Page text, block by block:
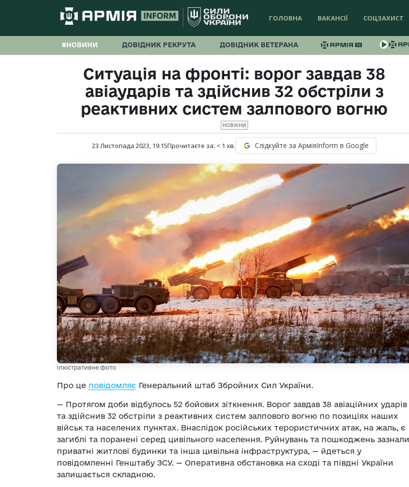
ГОЛОВНА ВАКАНСІЇ СОЦЗАХИСТ
#НОВИНИ ДОВІДНИК РЕКРУТА ДОВІДНИК ВЕТЕРАНА
Ситуація на фронті: ворог завдав 38
авіаударів та здійснив 32 обстріли з
реактивних систем залпового вогню
НОВИНИ
23 Листопада 2023, 19:15Прочитаєте за: < 1 хв. Слідкуйте за АрміяInform в Google
Ілюстративне фото
Про це повідомляє Генеральний штаб Збройних Сил України.
— Протягом доби відбулось 52 бойових зіткнення. Ворог завдав 38 авіаційних ударів
та здійснив 32 обстріли з реактивних систем залпового вогню по позиціях наших
військ та населених пунктах. Внаслідок російських терористичних атак, на жаль, є
загиблі та поранені серед цивільного населення. Руйнувань та пошкоджень зазнали
приватні житлові будинки та інша цивільна інфраструктура, — йдеться у
повідомленні Генштабу ЗСУ. — Оперативна обстановка на сході та півдні України
залишається складною.